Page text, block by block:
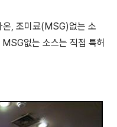
온, 조미료(MSG)없는 소
없는 소스는 직접 특허